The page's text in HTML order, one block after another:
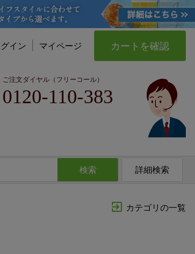
イン マイページ カートを確認
ご注文ダイヤル（フリーコール）
0120-110-383
検索 詳細検索
カテゴリの一覧